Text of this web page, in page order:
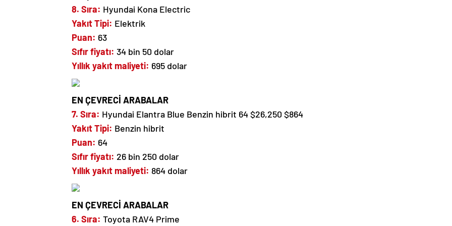
8. Sıra: Hyundai Kona Electric
Yakıt Tipi: Elektrik
Puan: 63
Sıfır fiyatı: 34 bin 50 dolar
Yıllık yakıt maliyeti: 695 dolar
EN ÇEVRECİ ARABALAR
7. Sıra: Hyundai Elantra Blue Benzin hibrit 64 $26,250 $864
Yakıt Tipi: Benzin hibrit
Puan: 64
Sıfır fiyatı: 26 bin 250 dolar
Yıllık yakıt maliyeti: 864 dolar
EN ÇEVRECİ ARABALAR
6. Sıra: Toyota RAV4 Prime